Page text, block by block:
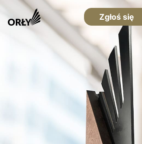
Zgłoś się